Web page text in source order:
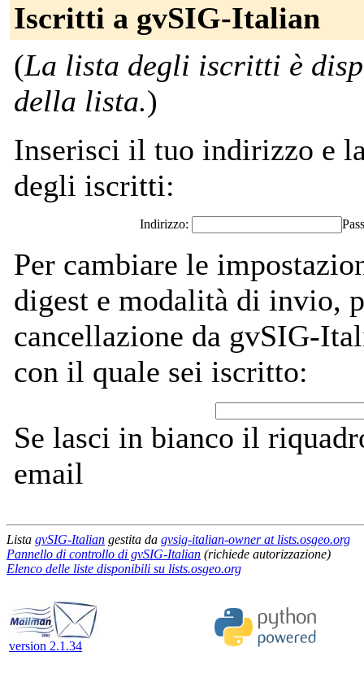
Iscritti a gvSIG-Italian
(La lista degli iscritti è
della lista.)
Inserisci il tuo indirizzo e
degli iscritti:
Indirizzo:
Per cambiare le
digest e modalità di invio,
cancellazione da gvSIG-
con il quale sei iscritto:
Se lasci in bianco il
email
Lista gvSIG-Italian gestita da gvsig-italian-owner at lists.osgeo.org
Pannello di controllo di gvSIG-Italian (richiede autorizzazione)
Elenco delle liste disponibili su lists.osgeo.org
version 2.1.34